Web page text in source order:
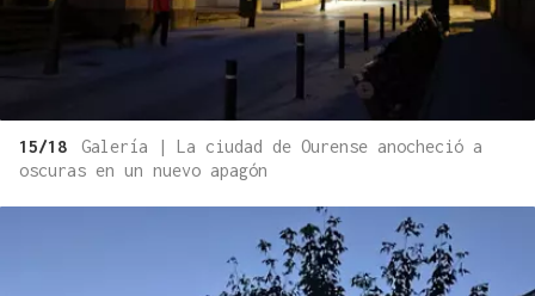
15/18
Galería | La ciudad de Ourense anocheció a
oscuras en un nuevo apagón